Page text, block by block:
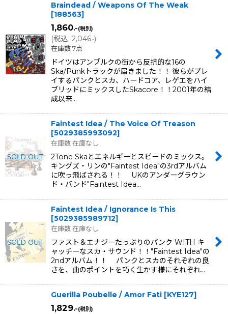
Braindead / Weapons Of The Weak
[188563]
1,860.-(税別)
(税込: 2,046.-)
在庫数 7点
ドイツはアンブルクの街から反抗的な16の
Ska/Punkトラックが届きました！！ 彼らがプレ
イするパンクとスカ、ハードコア、レゲエをハイ
ブリッドにミックスしたSkacore！！2001年の結
成以来…
Faintest Idea / The Voice Of Treason
[5029385993092]
在庫数 在庫なし
2Tone Skaとエネルギーとスピードのミックス。
キングズ・リンの"Faintest Idea"の3rdアルバム
に吹っ飛ばされる！！ UKのアンダーグラウン
ド・バンド"Faintest Idea…
Faintest Idea / Ignorance Is This
[5029385989712]
在庫数 在庫なし
ファスト＆エナジーたっぷりのパンク WITH キ
ャッチーなスカ・サウンド！！"Faintest Idea"の
2ndアルバム！！ パンクとスカのそれぞれの良
さを、曲のポイントを巧く生かす様にそれぞれ…
Guerilla Poubelle / Amor Fati [KYE127]
1,829.-(税別)